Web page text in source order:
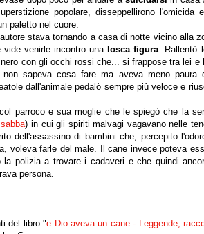
popolare, disseppellirono l'omicida
paletto nel cuore.
stava tornando a casa di notte vicino alla
venirle incontro una losca figura. Rallentò
con gli occhi rossi che... si frappose tra lei e
non sapeva cosa fare ma aveva meno paura
dall'animale pedalò sempre più veloce e
col parroco e sua moglie che le spiegò che la
sabba) in cui gli spiriti malvagi vagavano nelle
dell'assassino di bambini che, percepito
voleva farle del male. Il cane invece poteva
la polizia a trovare i cadaveri e che quindi
persona.
del libro "e Dio aveva un cane - Leggende,